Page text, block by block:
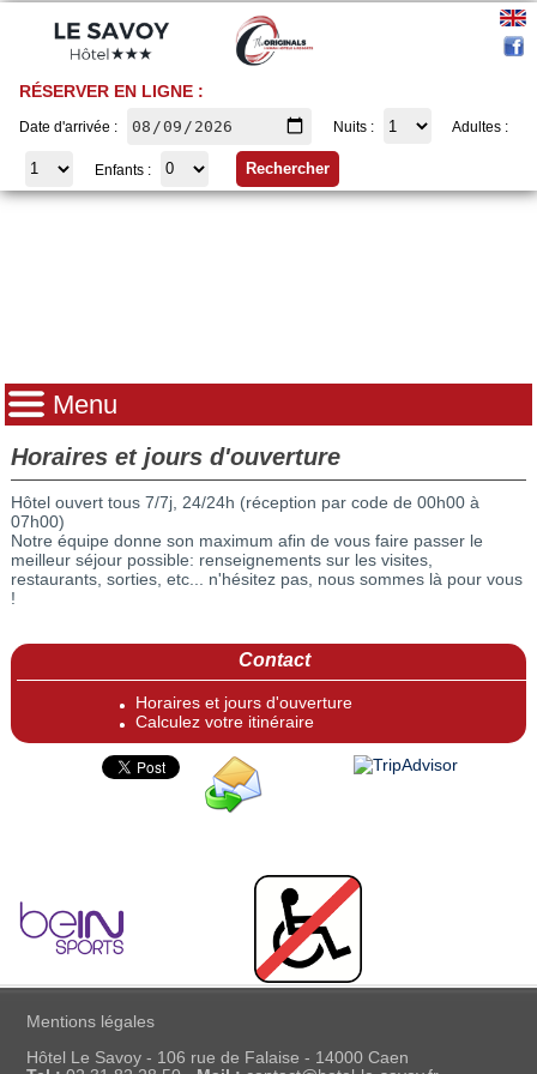
RÉSERVER EN LIGNE :
Date d'arrivée : Nuits : Adultes :
Enfants :
Menu
Horaires et jours d'ouverture
Hôtel ouvert tous 7/7j, 24/24h (réception par code de 00h00 à
07h00)
Notre équipe donne son maximum afin de vous faire passer le
meilleur séjour possible: renseignements sur les visites,
restaurants, sorties, etc... n'hésitez pas, nous sommes là pour vous
!
Contact
Horaires et jours d'ouverture
Calculez votre itinéraire
Mentions légales
Hôtel Le Savoy - 106 rue de Falaise - 14000 Caen